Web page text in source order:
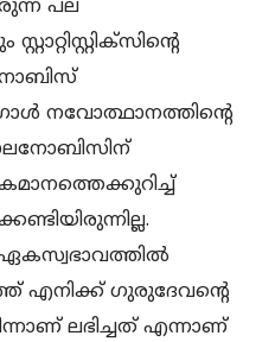
പല
നവോത്ഥാനത്തിന്റെ
എനിക്ക് ഗുരുദേവന്റെ
ലഭിച്ചത് എന്നാണ്